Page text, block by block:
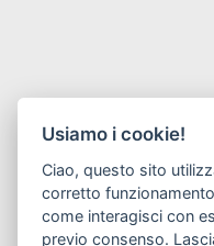
Usiamo i cookie!
Ciao, questo sito
corretto
come interagisci con
previo consenso.